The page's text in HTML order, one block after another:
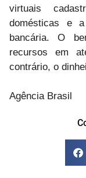
virtuais
domésticas e
bancária. O
recursos em
contrário, o
Agência Brasil